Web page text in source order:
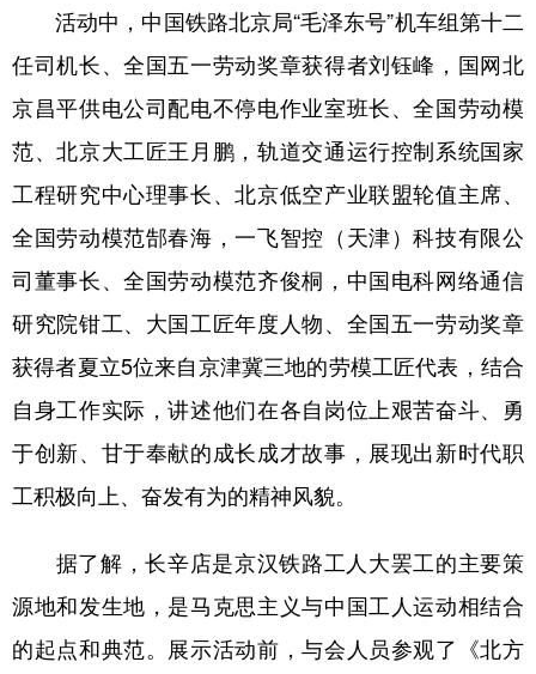
活动中，中国铁路北京局“毛泽东号”机车组第十二
任司机长、全国五一劳动奖章获得者刘钰峰，国网北
京昌平供电公司配电不停电作业室班长、全国劳动模
范、北京大工匠王月鹏，轨道交通运行控制系统国家
工程研究中心理事长、北京低空产业联盟轮值主席、
全国劳动模范郜春海，一飞智控（天津）科技有限公
司董事长、全国劳动模范齐俊桐，中国电科网络通信
研究院钳工、大国工匠年度人物、全国五一劳动奖章
获得者夏立5位来自京津冀三地的劳模工匠代表，结合
自身工作实际，讲述他们在各自岗位上艰苦奋斗、勇
于创新、甘于奉献的成长成才故事，展现出新时代职
工积极向上、奋发有为的精神风貌。
据了解，长辛店是京汉铁路工人大罢工的主要策
源地和发生地，是马克思主义与中国工人运动相结合
的起点和典范。展示活动前，与会人员参观了《北方